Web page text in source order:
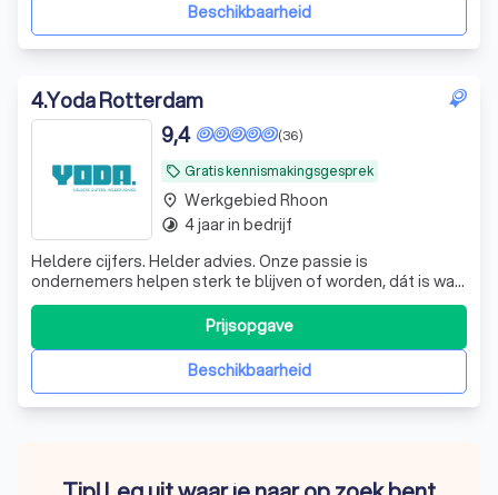
Beschikbaarheid
4.Yoda Rotterdam
local_offer Gratis kennismakingsgesprek
(36)
9,4
Heldere cijfers. Helder advies. Onze passie is
ondernemers helpen sterk te blijven of worden, dát is wat
ons drijft. Niet iedereen houdt van boekhouden, maar wij
wel. We worden er blij van als alles klopt. Toch is dat geen
doel op zich, maar het begin. Want met cijfers die volledig
en actueel zijn,
Beschikbaarheid
Prijsopgave
place Werkgebied Rhoon
timelapse 4 jaar in bedrijf